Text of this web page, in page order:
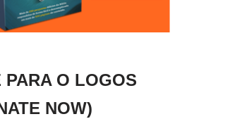
PARA O LOGOS
NOW)